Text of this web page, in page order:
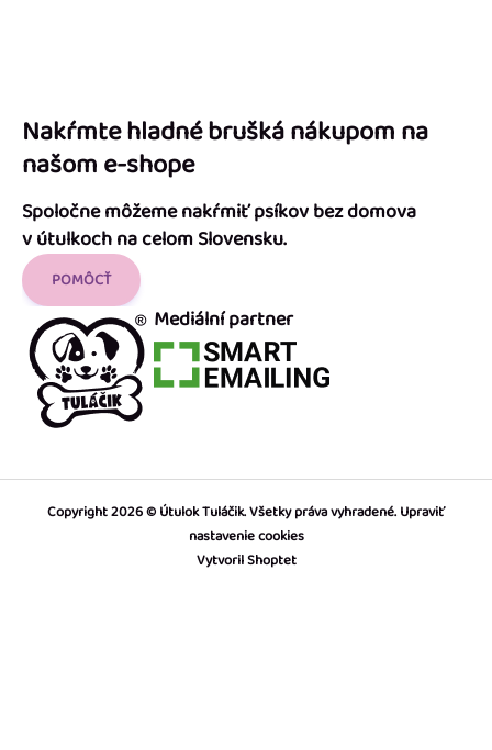
Nakŕmte hladné brušká nákupom na
našom e-shope
Spoločne môžeme nakŕmiť psíkov bez domova
v útulkoch na celom Slovensku.
POMÔCŤ
Mediální partner
Vytvoril Shoptet
Copyright 2026 Útulok Tuláčik. Všetky práva vyhradené.Upraviť
nastavenie cookies